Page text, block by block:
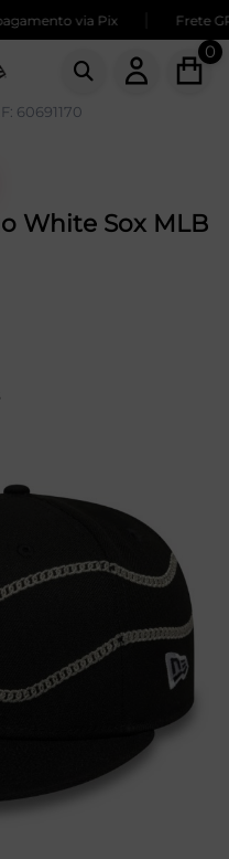
via Pix Frete
0
60691170
White Sox MLB